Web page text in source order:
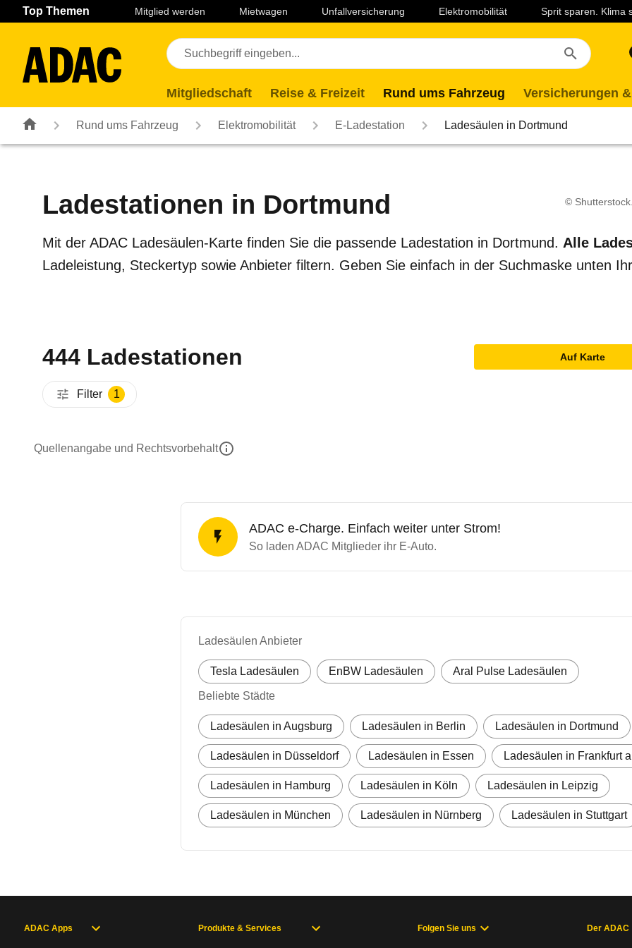
Navigation Seiteninhalt Fußzeile
Top Themen Mitglied werden Mietwagen Unfallversicherung Elektromobilität Sprit sparen. Klima
Mitgliedschaft Reise & Freizeit Rund ums Fahrzeug Versicherungen
Rund ums Fahrzeug Elektromobilität E-Ladestation Ladesäulen in Dortmund
©
Ladestationen in Dortmund
Mit der ADAC Ladesäulen-Karte finden Sie die passende Ladestation in Dortmund. Alle
Ladeleistung, Steckertyp sowie Anbieter filtern. Geben Sie einfach in der Suchmaske unten
444 Ladestationen Auf Karte
Filter 1
Quellenangabe und Rechtsvorbehalt
ADAC e-Charge. Einfach weiter unter Strom!
So laden ADAC Mitglieder ihr E-Auto.
Ladesäulen Anbieter
Tesla Ladesäulen EnBW Ladesäulen Aral Pulse Ladesäulen
Beliebte Städte
Ladesäulen in Augsburg Ladesäulen in Berlin Ladesäulen in Dortmund
Ladesäulen in Düsseldorf Ladesäulen in Essen Ladesäulen in Frankfurt
Ladesäulen in Hamburg Ladesäulen in Köln Ladesäulen in Leipzig
Ladesäulen in München Ladesäulen in Nürnberg Ladesäulen in Stuttgart
ADAC Apps Produkte & Services Folgen Sie uns Der ADAC